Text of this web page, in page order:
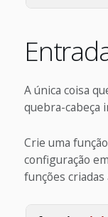
A única coisa
quebra-cabeça
Crie uma função
configuração
funções criadas